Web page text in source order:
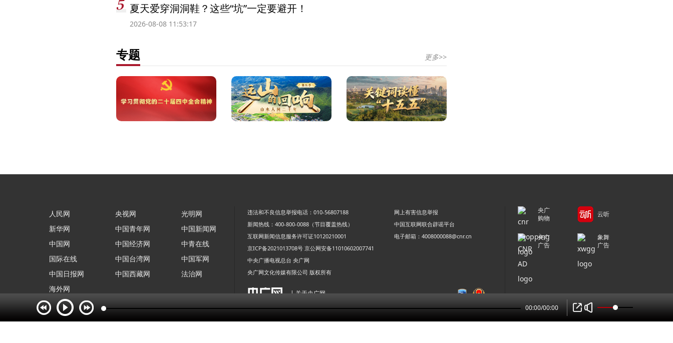
夏天爱穿洞洞鞋？这些“坑”一定要避开！
2026-08-08 11:53:17
专题 更多>>
人民网
新华网
中国网
国际在线
中国日报网
海外网
央视网
中国青年网
中国经济网
中国台湾网
中国西藏网
光明网
中国新闻网
中青在线
中国军网
法治网
违法和不良信息举报电话：010-56807188
网上有害信息举报
新闻热线：400-800-0088（节目覆盖热线）
中国互联网联合辟谣平台
互联网新闻信息服务许可证10120210001
电子邮箱：4008000088@cnr.cn
京ICP备2021013708号 京公网安备11010602007741
中央广播电视总台 央广网
央广网文化传媒有限公司 版权所有
| 关于央广网
央广
购物
云听
央广
广告
象舞
广告
00:00/00:00